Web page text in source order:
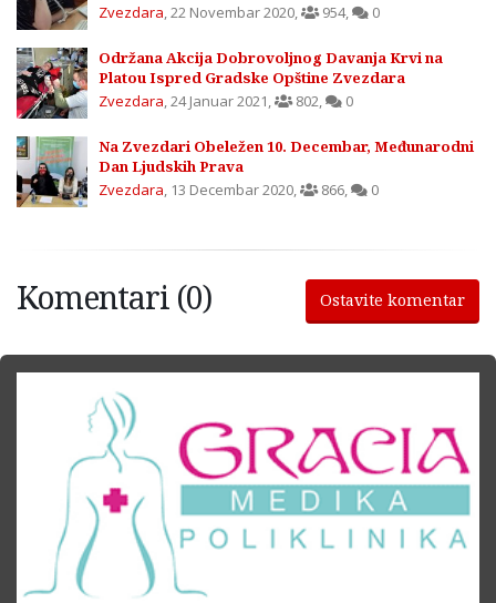
Zvezdara,22 Novembar 2020, 954, 0
Održana Akcija Dobrovoljnog Davanja Krvi na
Platou Ispred Gradske Opštine Zvezdara
Zvezdara,24 Januar 2021, 802, 0
Na Zvezdari Obeležen 10. Decembar, Međunarodni
Dan Ljudskih Prava
Zvezdara, 13 Decembar 2020, 866, 0
Komentari (0) Ostavite komentar